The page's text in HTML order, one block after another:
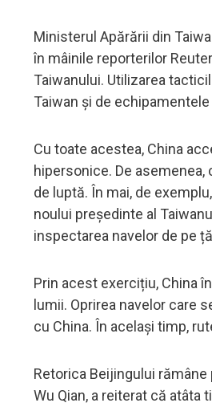
Ministerul Apărării din
în mâinile reporterilor
Taiwanului. Utilizarea
Taiwan și de
Cu toate acestea, China
hipersonice. De
de luptă. În mai, de
noului președinte al
inspectarea navelor de pe
Prin acest exercițiu, China
lumii. Oprirea navelor care
cu China. În același timp,
Retorica Beijingului
Wu Qian, a reiterat că atâta